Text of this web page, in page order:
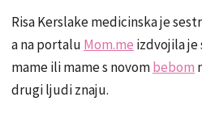
Risa Kerslake medicinska je
a na portalu Mom.me izdvojila je
mame ili mame s novombebom
drugi ljudi znaju.